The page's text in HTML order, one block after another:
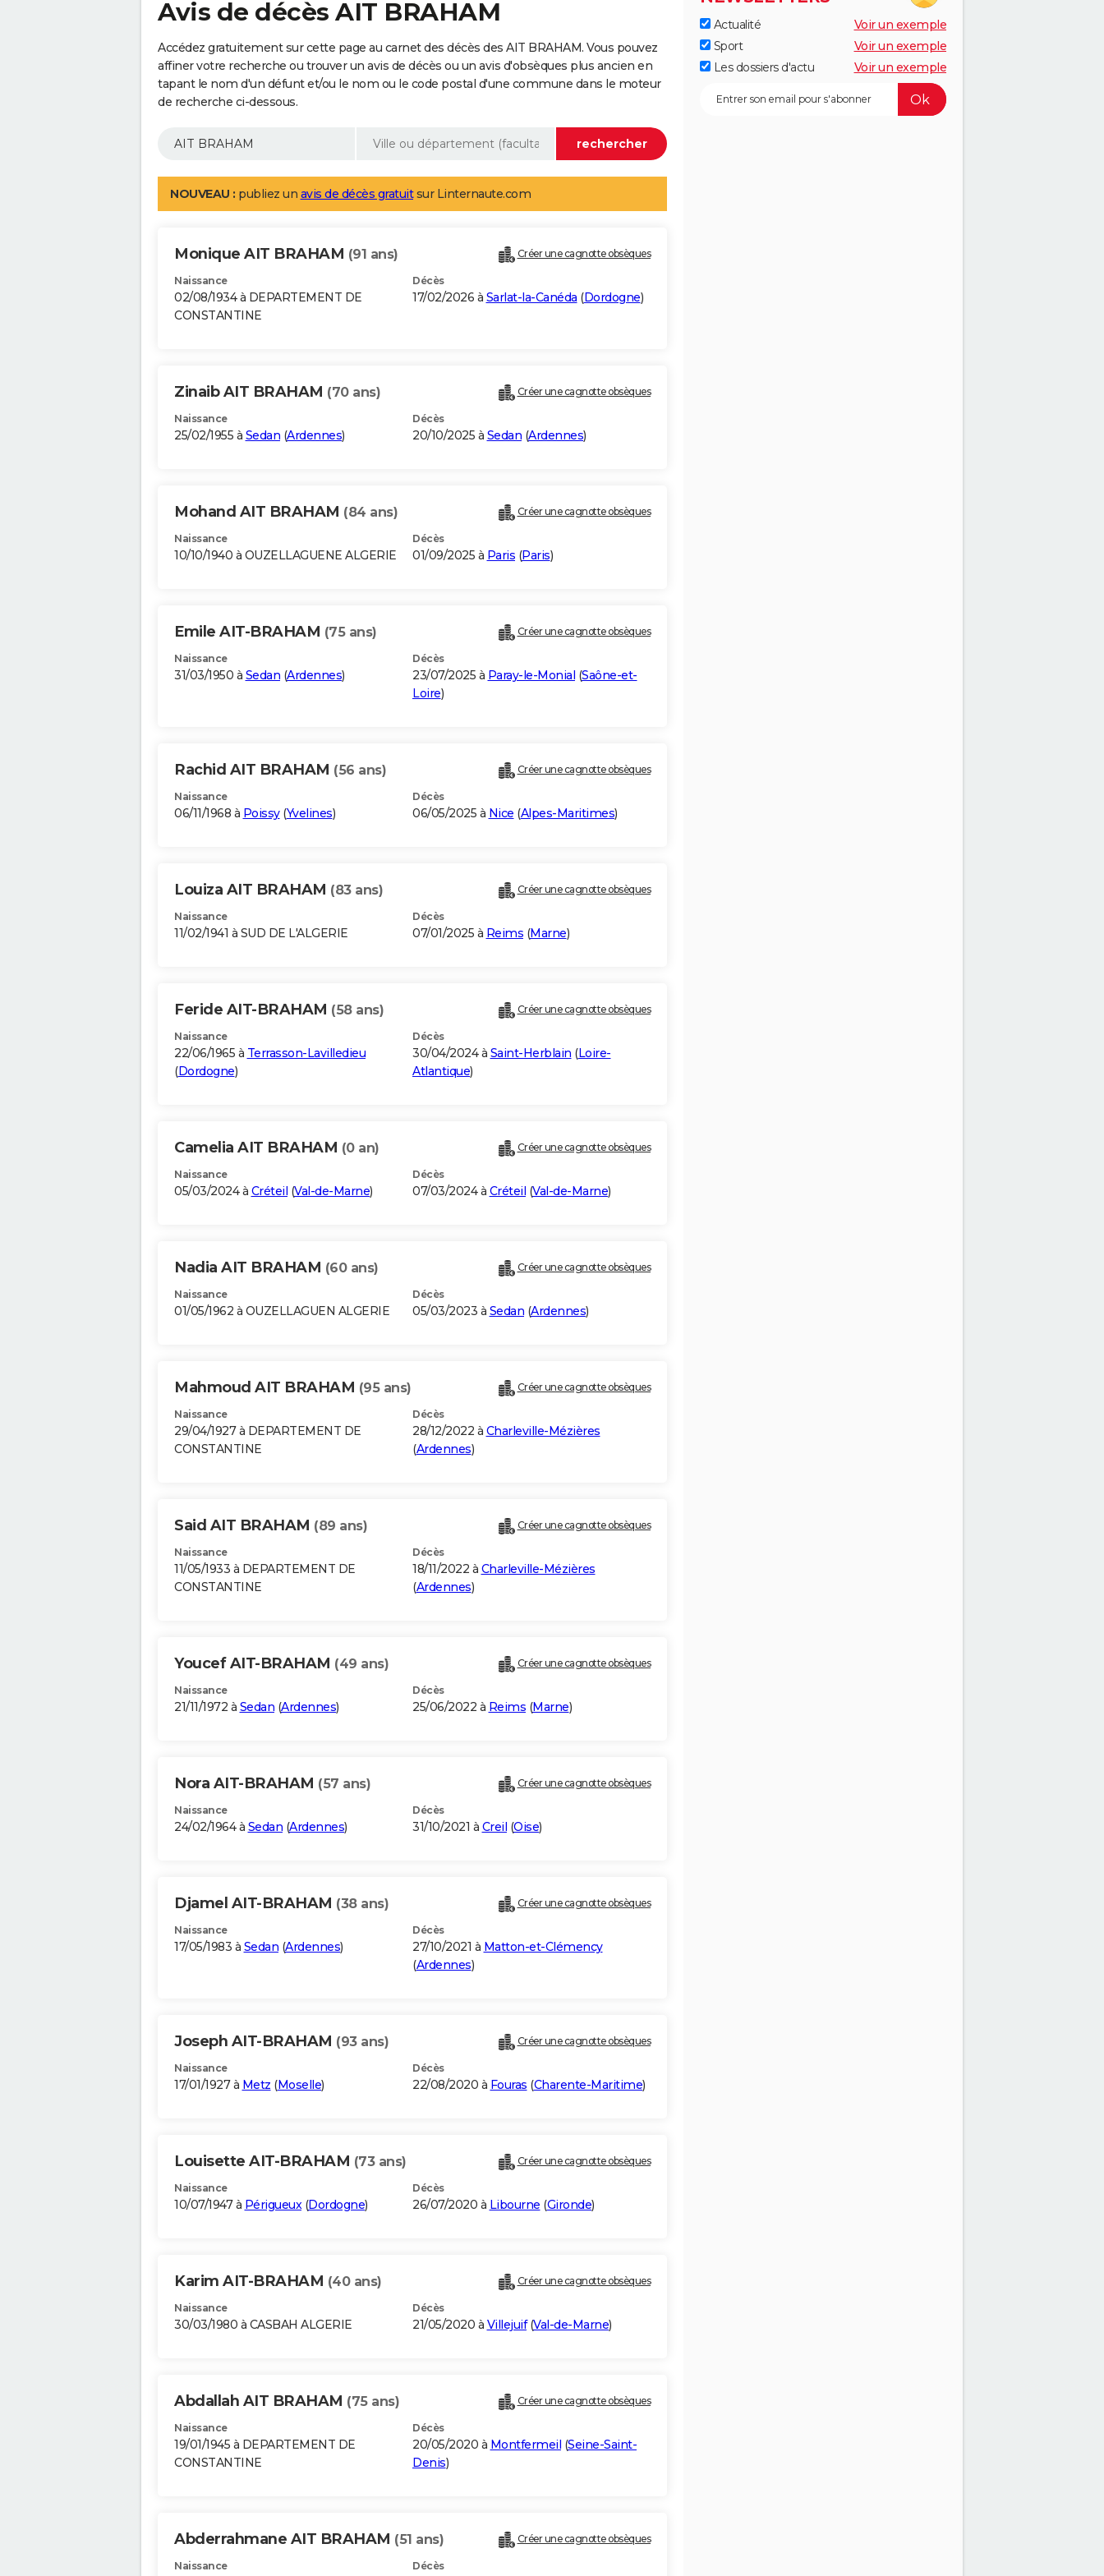
Avis de décès AIT BRAHAM
Accédez gratuitement sur cette page au carnet des décès des AIT BRAHAM. Vous pouvez
affiner votre recherche ou trouver un avis de décès ou un avis d'obsèques plus ancien en
tapant le nom d'un défunt et/ou le nom ou le code postal d'une commune dans le moteur
de recherche ci-dessous.
NOUVEAU : publiez un avis de décès gratuitsur Linternaute.com
Monique AIT BRAHAM (91 ans) Créer une cagnotte obsèques
Naissance
02/08/1934 à DEPARTEMENT DE
CONSTANTINE
Décès
17/02/2026 à Sarlat-la-Canéda (Dordogne)
Zinaib AIT BRAHAM (70 ans) Créer une cagnotte obsèques
Naissance
25/02/1955 à Sedan (Ardennes)
Décès
20/10/2025 à Sedan (Ardennes)
Mohand AIT BRAHAM (84 ans) Créer une cagnotte obsèques
Naissance
10/10/1940 à OUZELLAGUENE ALGERIE
Décès
01/09/2025 à Paris (Paris)
Emile AIT-BRAHAM (75 ans) Créer une cagnotte obsèques
Naissance
31/03/1950 à Sedan (Ardennes)
Décès
23/07/2025 à Paray-le-Monial (Saône-et-
Loire)
Rachid AIT BRAHAM (56 ans) Créer une cagnotte obsèques
Naissance
06/11/1968 à Poissy(Yvelines)
Décès
06/05/2025 à Nice (Alpes-Maritimes)
Louiza AIT BRAHAM (83 ans) Créer une cagnotte obsèques
Naissance
11/02/1941 à SUD DE L'ALGERIE
Décès
07/01/2025 à Reims (Marne)
Feride AIT-BRAHAM (58 ans) Créer une cagnotte obsèques
Naissance
22/06/1965 à Terrasson-Lavilledieu
(Dordogne)
Décès
30/04/2024 à Saint-Herblain (Loire-
Atlantique)
Camelia AIT BRAHAM (0 an) Créer une cagnotte obsèques
Naissance
05/03/2024 à Créteil (Val-de-Marne)
Décès
07/03/2024 à Créteil (Val-de-Marne)
Nadia AIT BRAHAM (60 ans) Créer une cagnotte obsèques
Naissance
01/05/1962 à OUZELLAGUEN ALGERIE
Décès
05/03/2023 à Sedan (Ardennes)
Mahmoud AIT BRAHAM (95 ans) Créer une cagnotte obsèques
Naissance
29/04/1927 à DEPARTEMENT DE
CONSTANTINE
Décès
28/12/2022 à Charleville-Mézières
(Ardennes)
Said AIT BRAHAM (89 ans) Créer une cagnotte obsèques
Naissance
11/05/1933 à DEPARTEMENT DE
CONSTANTINE
Décès
18/11/2022 à Charleville-Mézières
(Ardennes)
Youcef AIT-BRAHAM (49 ans) Créer une cagnotte obsèques
Naissance
21/11/1972 à Sedan (Ardennes)
Décès
25/06/2022 à Reims (Marne)
Nora AIT-BRAHAM (57 ans) Créer une cagnotte obsèques
Naissance
24/02/1964 à Sedan (Ardennes)
Décès
31/10/2021 à Creil (Oise)
Djamel AIT-BRAHAM (38 ans) Créer une cagnotte obsèques
Naissance
17/05/1983 à Sedan (Ardennes)
Décès
27/10/2021 à Matton-et-Clémency
(Ardennes)
Joseph AIT-BRAHAM (93 ans) Créer une cagnotte obsèques
Naissance
17/01/1927 à Metz (Moselle)
Décès
22/08/2020 à Fouras (Charente-Maritime)
Louisette AIT-BRAHAM (73 ans) Créer une cagnotte obsèques
Naissance
10/07/1947 à Périgueux(Dordogne)
Décès
26/07/2020 à Libourne (Gironde)
Karim AIT-BRAHAM (40 ans) Créer une cagnotte obsèques
Naissance
30/03/1980 à CASBAH ALGERIE
Décès
21/05/2020 à Villejuif(Val-de-Marne)
Abdallah AIT BRAHAM (75 ans) Créer une cagnotte obsèques
Naissance
19/01/1945 à DEPARTEMENT DE
CONSTANTINE
Décès
20/05/2020 à Montfermeil (Seine-Saint-
Denis)
Abderrahmane AIT BRAHAM (51 ans) Créer une cagnotte obsèques
Naissance Décès
Actualité
Voir un exemple
Sport
Voir un exemple
Les dossiers d'actu
Voir un exemple